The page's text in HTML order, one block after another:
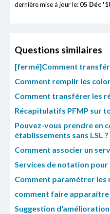
dernière mise à jour le: 05 Déc
Questions similaires
[fermé]Comment
Comment remplir les
Comment transférer les
Récapitulatifs PFMP sur
Pouvez-vous prendre en
établissements sans LSL ?
Comment associer un
Services de notation pour
Comment paramétrer les
comment faire
Suggestion